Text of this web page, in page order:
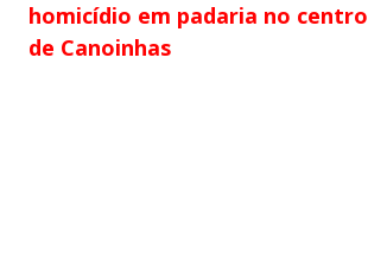
homicídio em padaria no centro
de Canoinhas